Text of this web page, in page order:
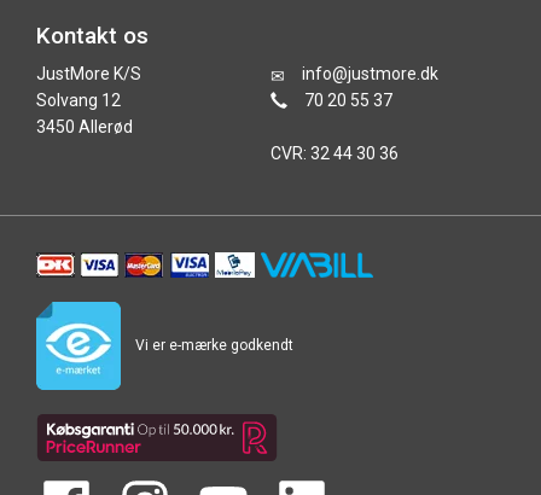
Kontakt os
JustMore K/S
Solvang 12
3450 Allerød
info@justmore.dk
70 20 55 37
CVR: 32 44 30 36
Vi er e-mærke godkendt